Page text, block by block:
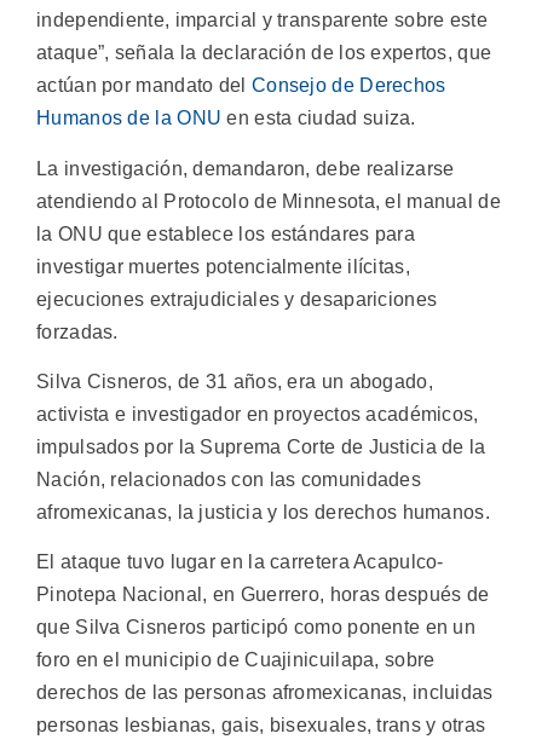
independiente, imparcial y transparente sobre este
ataque”, señala la declaración de los expertos, que
actúan por mandato del Consejo de Derechos
Humanos de la ONU en esta ciudad suiza.
La investigación, demandaron, debe realizarse
atendiendo al Protocolo de Minnesota, el manual de
la ONU que establece los estándares para
investigar muertes potencialmente ilícitas,
ejecuciones extrajudiciales y desapariciones
forzadas.
Silva Cisneros, de 31 años, era un abogado,
activista e investigador en proyectos académicos,
impulsados por la Suprema Corte de Justicia de la
Nación, relacionados con las comunidades
afromexicanas, la justicia y los derechos humanos.
El ataque tuvo lugar en la carretera Acapulco-
Pinotepa Nacional, en Guerrero, horas después de
que Silva Cisneros participó como ponente en un
foro en el municipio de Cuajinicuilapa, sobre
derechos de las personas afromexicanas, incluidas
personas lesbianas, gais, bisexuales, trans y otras